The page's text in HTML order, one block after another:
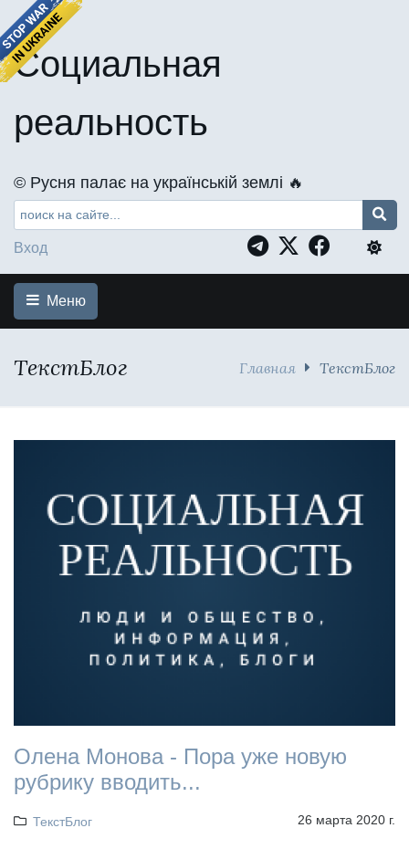
Социальная
реальность
©️ Русня палає на українській землі 🔥
Вход
Меню
ТекстБлог Главная ТекстБлог
Олена Монова - Пора уже новую
рубрику вводить...
ТекстБлог 26 марта 2020 г.